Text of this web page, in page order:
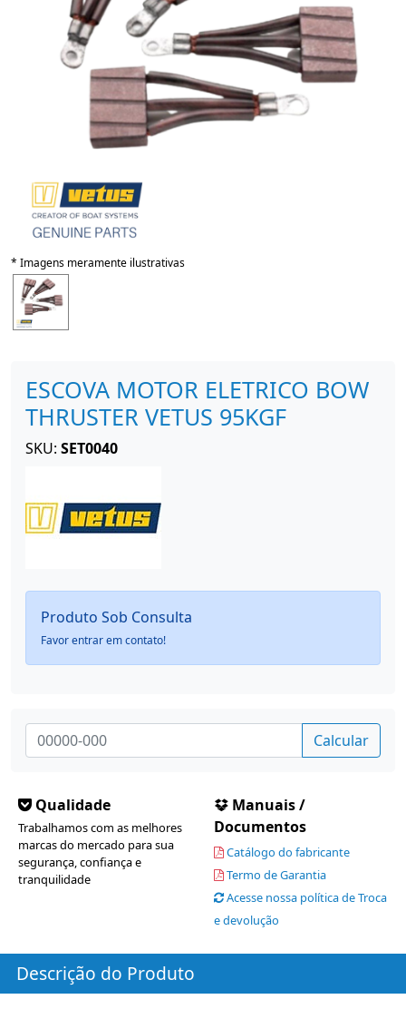
* Imagens meramente ilustrativas
ESCOVA MOTOR ELETRICO BOW
THRUSTER VETUS 95KGF
SKU: SET0040
Produto Sob Consulta
Favor entrar em contato!
Calcular
Qualidade
Trabalhamos com as melhores
marcas do mercado para sua
segurança, confiança e
tranquilidade
Manuais /
Documentos
Catálogo do fabricante
Termo de Garantia
Acesse nossa política de Troca
e devolução
Descrição do Produto